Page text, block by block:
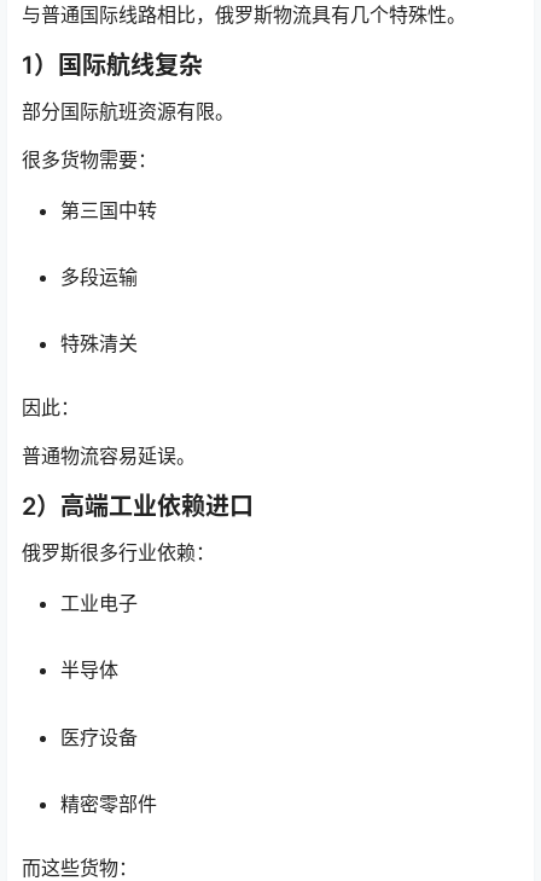
与普通国际线路相比，俄罗斯物流具有几个特殊性。
1）国际航线复杂
部分国际航班资源有限。
很多货物需要：
第三国中转
多段运输
特殊清关
因此：
普通物流容易延误。
2）高端工业依赖进口
俄罗斯很多行业依赖：
工业电子
半导体
医疗设备
精密零部件
而这些货物：